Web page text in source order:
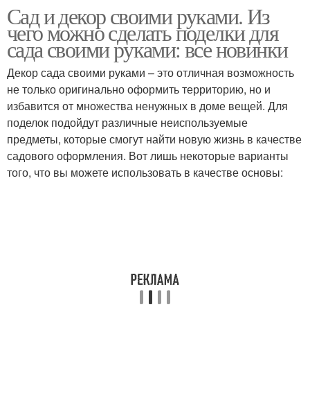
Сад и декор своими руками. Из
чего можно сделать поделки для
сада своими руками: все новинки
Декор сада своими руками – это отличная возможность
не только оригинально оформить территорию, но и
избавится от множества ненужных в доме вещей. Для
поделок подойдут различные неиспользуемые
предметы, которые смогут найти новую жизнь в качестве
садового оформления. Вот лишь некоторые варианты
того, что вы можете использовать в качестве основы: